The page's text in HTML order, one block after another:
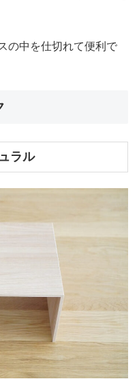
の中を仕切れて便利で
ラル